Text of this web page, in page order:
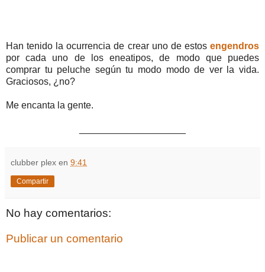
Han tenido la ocurrencia de crear uno de estos engendros
por cada uno de los eneatipos, de modo que puedes
comprar tu peluche según tu modo modo de ver la vida.
Graciosos, ¿no?
Me encanta la gente.
clubber plex en 9:41
Compartir
No hay comentarios:
Publicar un comentario